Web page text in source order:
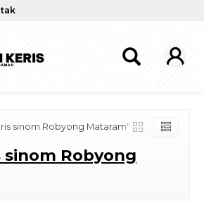
sinom Robyong Mataram"
sinom Robyong